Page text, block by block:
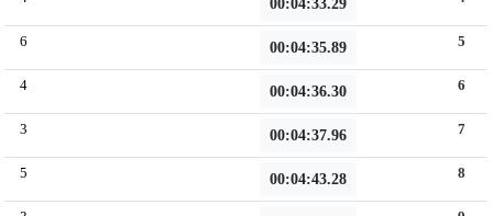
00:04:33.29
6 00:04:35.89 5
4 00:04:36.30 6
3 00:04:37.96 7
5 00:04:43.28 8